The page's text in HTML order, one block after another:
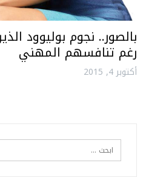
بالصور.. نجوم بوليوود
رغم تنافسهم المهني
أكتوبر 4, 2015